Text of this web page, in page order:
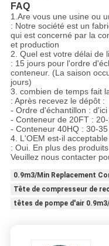
FAQ
1.Are vous une usine ou
: Notre société est un
qui est concerné par la
et production
2. Quel est votre délai de
: 15 jours pour l'ordre
conteneur. (La saison
jours)
3. combien de temps fait
: Après recevez le dépôt :
- Ordre d'échantillon :
- Conteneur de 20FT :
- Conteneur 40HQ : 30-
4. L'OEM est-il
: Oui. En plus des
Veuillez nous contacter
0.9m3/Min Replacement
Tête de compresseur de
têtes de pompe d'air